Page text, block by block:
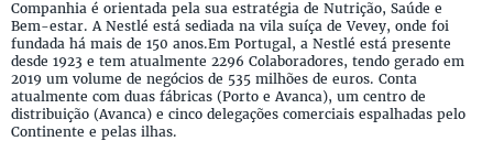
Companhia é orientada pela sua estratégia de Nutrição, Saúde e
Bem-estar. A Nestlé está sediada na vila suíça de Vevey, onde foi
fundada há mais de 150 anos.Em Portugal, a Nestlé está presente
desde 1923 e tem atualmente 2296 Colaboradores, tendo gerado em
2019 um volume de negócios de 535 milhões de euros. Conta
atualmente com duas fábricas (Porto e Avanca), um centro de
distribuição (Avanca) e cinco delegações comerciais espalhadas pelo
Continente e pelas ilhas.